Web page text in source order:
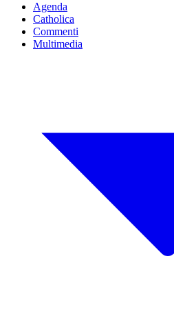
Agenda
Catholica
Commenti
Multimedia